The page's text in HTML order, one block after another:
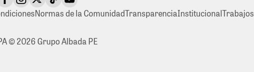
Normas de la ComunidadTransparenciaInstitucionalTrabajos
© 2026 Grupo Albada PE